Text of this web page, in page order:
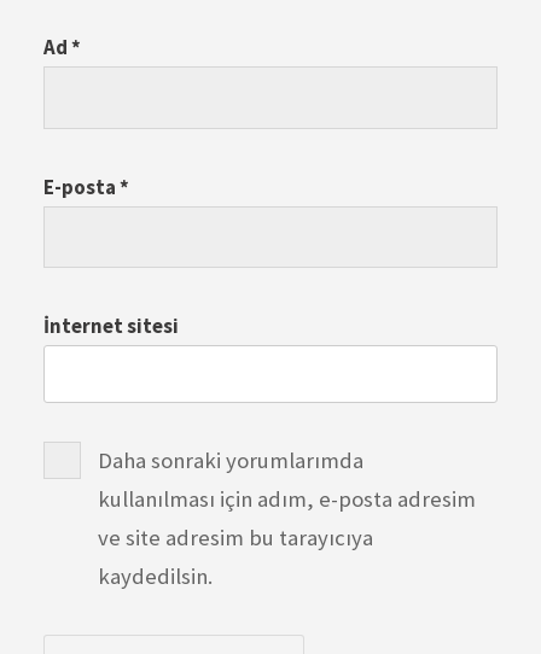
Ad*
E-posta*
İnternet sitesi
Daha sonraki yorumlarımda
kullanılması için adım, e-posta adresim
ve site adresim bu tarayıcıya
kaydedilsin.